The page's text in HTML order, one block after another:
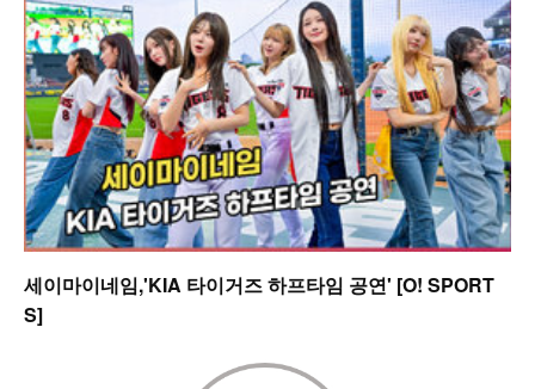
세이마이네임,'KIA 타이거즈 하프타임 공연' [O! SPORT
S]